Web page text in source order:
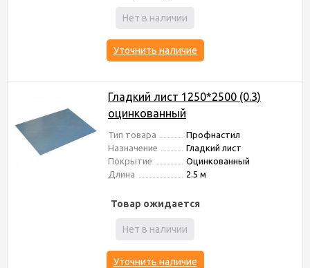
Нет в наличии
Уточнить наличие
Гладкий лист 1250*2500 (0.3)
оцинкованный
Тип товара
Профнастил
Назначение
Гладкий лист
Покрытие
Оцинкованный
Длина
2.5 м
Товар ожидается
Нет в наличии
Уточнить наличие